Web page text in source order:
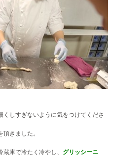
くしすぎないように気をつけてくださ
きました。
庫で冷たく冷やし、 グリッシーニ